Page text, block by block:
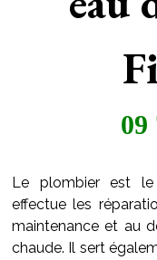
09
Le plombier est
effectue les
maintenance et au
chaude. Il sert